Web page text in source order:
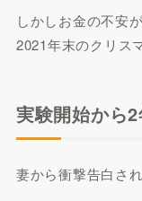
しかしお金の不安
2021年末のクリス
実験開始から
妻から衝撃告白さ